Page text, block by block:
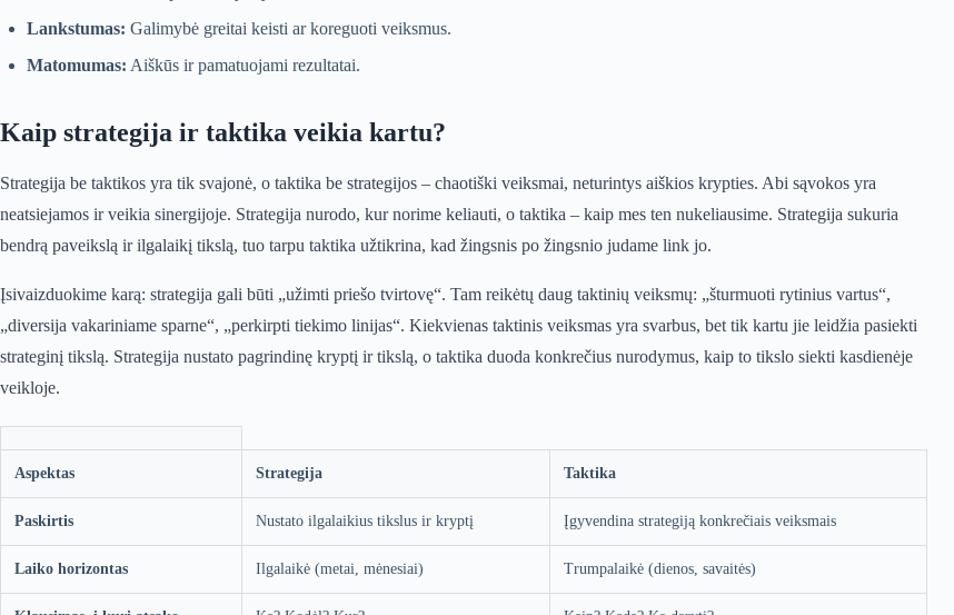
Lankstumas: Galimybė greitai keisti ar koreguoti veiksmus.
Matomumas: Aiškūs ir pamatuojami rezultatai.
Kaip strategija ir taktika veikia kartu?
Strategija be taktikos yra tik svajonė, o taktika be strategijos – chaotiški veiksmai, neturintys aiškios krypties. Abi sąvokos yra
neatsiejamos ir veikia sinergijoje. Strategija nurodo, kur norime keliauti, o taktika – kaip mes ten nukeliausime. Strategija sukuria
bendrą paveikslą ir ilgalaikį tikslą, tuo tarpu taktika užtikrina, kad žingsnis po žingsnio judame link jo.
Įsivaizduokime karą: strategija gali būti „užimti priešo tvirtovę“. Tam reikėtų daug taktinių veiksmų: „šturmuoti rytinius vartus“,
„diversija vakariniame sparne“, „perkirpti tiekimo linijas“. Kiekvienas taktinis veiksmas yra svarbus, bet tik kartu jie leidžia pasiekti
strateginį tikslą. Strategija nustato pagrindinę kryptį ir tikslą, o taktika duoda konkrečius nurodymus, kaip to tikslo siekti kasdienėje
veikloje.
Aspektas Strategija Taktika
Paskirtis Nustato ilgalaikius tikslus ir kryptį Įgyvendina strategiją konkrečiais veiksmais
Laiko horizontas Ilgalaikė (metai, mėnesiai) Trumpalaikė (dienos, savaitės)